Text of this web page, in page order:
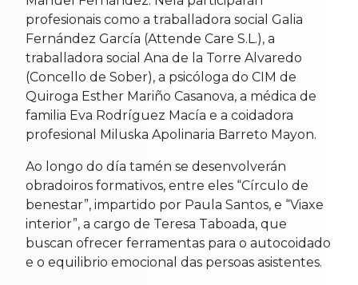
profesionais como a traballadora social Galia
Fernández García (Attende Care S.L.), a
traballadora social Ana de la Torre Alvaredo
(Concello de Sober), a psicóloga do CIM de
Quiroga Esther Mariño Casanova, a médica de
familia Eva Rodríguez Macía e a coidadora
profesional Miluska Apolinaria Barreto Mayon.
Ao longo do día tamén se desenvolverán
obradoiros formativos, entre eles “Círculo de
benestar”, impartido por Paula Santos, e “Viaxe
interior”, a cargo de Teresa Taboada, que
buscan ofrecer ferramentas para o autocoidado
e o equilibrio emocional das persoas asistentes.